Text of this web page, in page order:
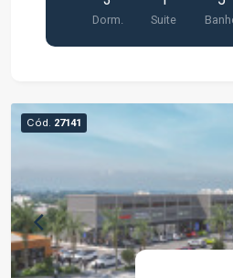
(layout 100% flexível) 3
Feminino e PCD, todos com
paredes revestidos até o teto
para 2 veículos Pé-direito
CONFORTÁVEL E
separado pelo corredor
cruzada e vista livre para a
ampla com sacada para a
blindex e grades de proteção
Dorm. Suite
Cód. 27141